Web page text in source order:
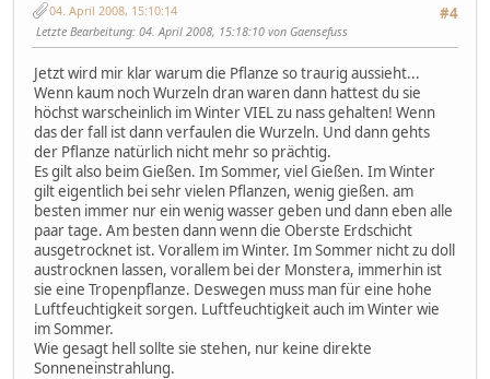
#4
04. April 2008, 15:10:14
Letzte Bearbeitung: 04. April 2008, 15:18:10 von Gaensefuss
Jetzt wird mir klar warum die Pflanze so traurig aussieht...
Wenn kaum noch Wurzeln dran waren dann hattest du sie
höchst warscheinlich im Winter VIEL zu nass gehalten! Wenn
das der fall ist dann verfaulen die Wurzeln. Und dann gehts
der Pflanze natürlich nicht mehr so prächtig.
Es gilt also beim Gießen. Im Sommer, viel Gießen. Im Winter
gilt eigentlich bei sehr vielen Pflanzen, wenig gießen. am
besten immer nur ein wenig wasser geben und dann eben alle
paar tage. Am besten dann wenn die Oberste Erdschicht
ausgetrocknet ist. Vorallem im Winter. Im Sommer nicht zu doll
austrocknen lassen, vorallem bei der Monstera, immerhin ist
sie eine Tropenpflanze. Deswegen muss man für eine hohe
Luftfeuchtigkeit sorgen. Luftfeuchtigkeit auch im Winter wie
im Sommer.
Wie gesagt hell sollte sie stehen, nur keine direkte
Sonneneinstrahlung.